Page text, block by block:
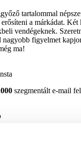
tartalommal
a márkádat.
vendégeknek.
nagyobb figyelmet
ma!
szegmentált e-mail